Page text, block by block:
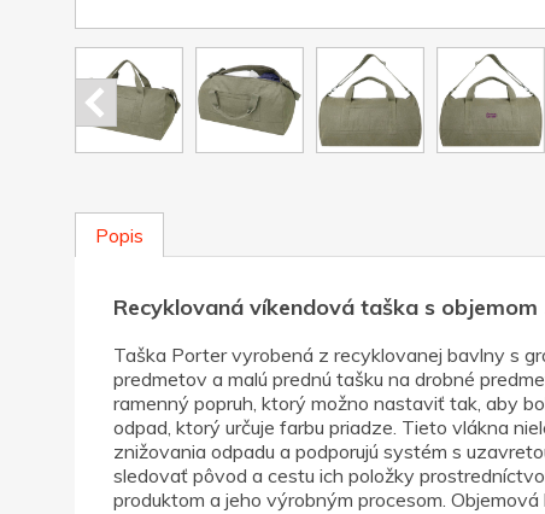
Popis
Recyklovaná víkendová taška s objemom
Taška Porter vyrobená z recyklovanej bavlny s
predmetov a malú prednú tašku na drobné
ramenný popruh, ktorý možno nastaviť tak, aby
odpad, ktorý určuje farbu priadze. Tieto vlákna
znižovania odpadu a podporujú systém s
sledovať pôvod a cestu ich položky
produktom a jeho výrobným procesom.